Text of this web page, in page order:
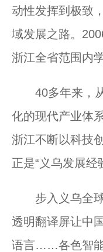
动性发挥到极致
域发展之路。
浙江全省范围内
40多年来，从
化的现代产业体
浙江不断以科技
正是“义乌发展经
步入义乌全球
透明翻译屏让中
语言……各色智能